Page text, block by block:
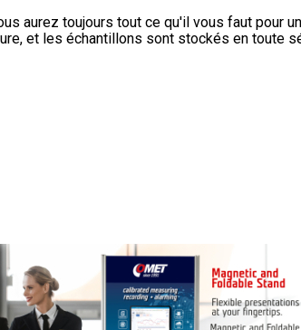
aurez toujours tout ce qu'il vous faut pour
et les échantillons sont stockés en toute